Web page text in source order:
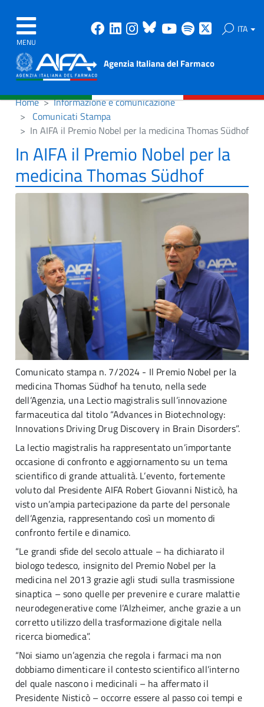
MENU
Facebook
Linkedin
Instagram
Bluesky
Youtube
Spotify ITA
Agenzia Italiana del Farmaco
Home
Informazione e comunicazione
Comunicati Stampa
In AIFA il Premio Nobel per la medicina Thomas Südhof
In AIFA il Premio Nobel per la
medicina Thomas Südhof
Comunicato stampa n. 7/2024 - Il Premio Nobel per la
medicina Thomas Südhof ha tenuto, nella sede
dell’Agenzia, una Lectio magistralis sull’innovazione
farmaceutica dal titolo “Advances in Biotechnology:
Innovations Driving Drug Discovery in Brain Disorders”.
La lectio magistralis ha rappresentato un’importante
occasione di confronto e aggiornamento su un tema
scientifico di grande attualità. L’evento, fortemente
voluto dal Presidente AIFA Robert Giovanni Nisticò, ha
visto un’ampia partecipazione da parte del personale
dell’Agenzia, rappresentando così un momento di
confronto fertile e dinamico.
“Le grandi sfide del secolo attuale – ha dichiarato il
biologo tedesco, insignito del Premio Nobel per la
medicina nel 2013 grazie agli studi sulla trasmissione
sinaptica – sono quelle per prevenire e curare malattie
neurodegenerative come l’Alzheimer, anche grazie a un
corretto utilizzo della trasformazione digitale nella
ricerca biomedica”.
“Noi siamo un’agenzia che regola i farmaci ma non
dobbiamo dimenticare il contesto scientifico all’interno
del quale nascono i medicinali – ha affermato il
Presidente Nisticò – occorre essere al passo coi tempi e